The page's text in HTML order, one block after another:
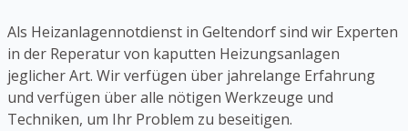
Als Heizanlagennotdienst in Geltendorf sind wir Experten
in der Reperatur von kaputten Heizungsanlagen
jeglicher Art. Wir verfügen über jahrelange Erfahrung
und verfügen über alle nötigen Werkzeuge und
Techniken, um Ihr Problem zu beseitigen.